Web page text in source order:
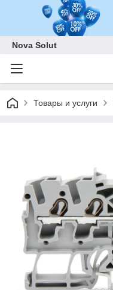
Nova Solut
Товары и услуги